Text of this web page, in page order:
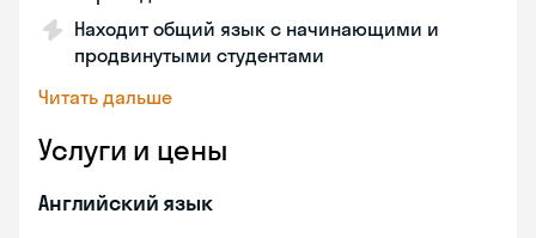
Находит общий язык с начинающими и
продвинутыми студентами
Читать дальше
Услуги и цены
Английский язык